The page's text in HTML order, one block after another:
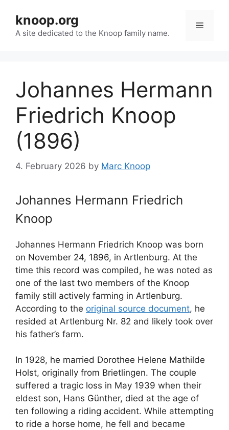
content
knoop.org
A site dedicated to the Knoop family name.
Menu
Johannes Hermann
Friedrich Knoop
(1896)
4. February 2026 by Marc Knoop
Johannes Hermann Friedrich
Knoop
Johannes Hermann Friedrich Knoop was born
on November 24, 1896, in Artlenburg. At the
time this record was compiled, he was noted as
one of the last two members of the Knoop
family still actively farming in Artlenburg.
According to the original source document, he
resided at Artlenburg Nr. 82 and likely took over
his father’s farm.
In 1928, he married Dorothee Helene Mathilde
Holst, originally from Brietlingen. The couple
suffered a tragic loss in May 1939 when their
eldest son, Hans Günther, died at the age of
ten following a riding accident. While attempting
to ride a horse home, he fell and became